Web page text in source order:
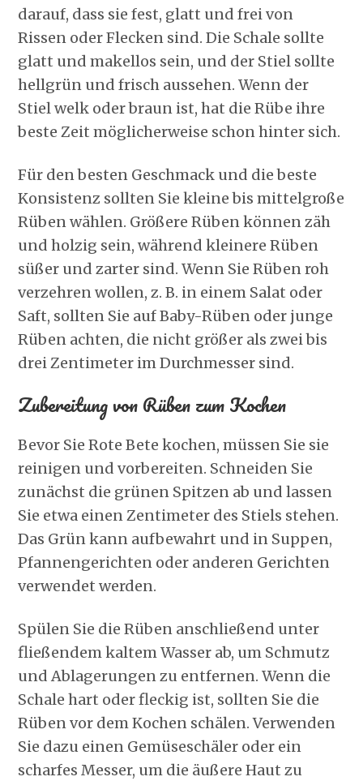
darauf, dass sie fest, glatt und frei von
Rissen oder Flecken sind. Die Schale sollte
glatt und makellos sein, und der Stiel sollte
hellgrün und frisch aussehen. Wenn der
Stiel welk oder braun ist, hat die Rübe ihre
beste Zeit möglicherweise schon hinter sich.
Für den besten Geschmack und die beste
Konsistenz sollten Sie kleine bis mittelgroße
Rüben wählen. Größere Rüben können zäh
und holzig sein, während kleinere Rüben
süßer und zarter sind. Wenn Sie Rüben roh
verzehren wollen, z. B. in einem Salat oder
Saft, sollten Sie auf Baby-Rüben oder junge
Rüben achten, die nicht größer als zwei bis
drei Zentimeter im Durchmesser sind.
Zubereitung von Rüben zum Kochen
Bevor Sie Rote Bete kochen, müssen Sie sie
reinigen und vorbereiten. Schneiden Sie
zunächst die grünen Spitzen ab und lassen
Sie etwa einen Zentimeter des Stiels stehen.
Das Grün kann aufbewahrt und in Suppen,
Pfannengerichten oder anderen Gerichten
verwendet werden.
Spülen Sie die Rüben anschließend unter
fließendem kaltem Wasser ab, um Schmutz
und Ablagerungen zu entfernen. Wenn die
Schale hart oder fleckig ist, sollten Sie die
Rüben vor dem Kochen schälen. Verwenden
Sie dazu einen Gemüseschäler oder ein
scharfes Messer, um die äußere Haut zu